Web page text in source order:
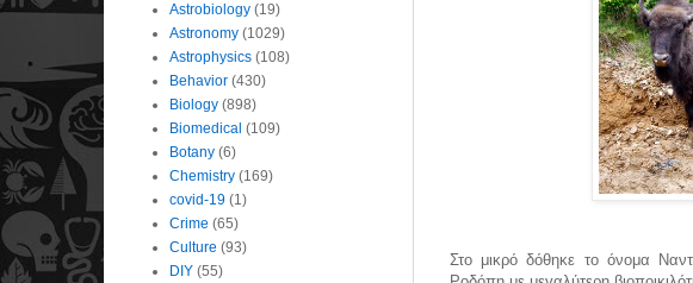
Στο μικρό δόθηκε το όνομα
Astrobiology (19)
Astronomy (1029)
Astrophysics (108)
Behavior (430)
Biology (898)
Biomedical (109)
Botany (6)
Chemistry (169)
covid-19 (1)
Crime (65)
Culture (93)
DIY (55)